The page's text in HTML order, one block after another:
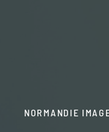
NORMANDIE